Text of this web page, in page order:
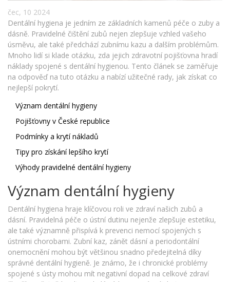
čec, 10 2024
Dentální hygiena je jedním ze základních kamenů péče o zuby a
dásně. Pravidelné čištění zubů nejen zlepšuje vzhled vašeho
úsměvu, ale také předchází zubnímu kazu a dalším problémům.
Mnoho lidí si klade otázku, zda jejich zdravotní pojišťovna hradí
náklady spojené s dentální hygienou. Tento článek se zaměřuje
na odpověď na tuto otázku a nabízí užitečné rady, jak získat co
nejlepší pokrytí.
Význam dentální hygieny
Pojišťovny v České republice
Podmínky a krytí nákladů
Tipy pro získání lepšího krytí
Výhody pravidelné dentální hygieny
Význam dentální hygieny
Dentální hygiena hraje klíčovou roli ve zdraví našich zubů a
dásní. Pravidelná péče o ústní dutinu nejenže zlepšuje estetiku,
ale také významně přispívá k prevenci nemocí spojených s
ústními chorobami. Zubní kaz, zánět dásní a periodontální
onemocnění mohou být většinou snadno předejitelná díky
správné dentální hygieně. Je známo, že i chronické problémy
spojené s ústy mohou mít negativní dopad na celkové zdraví